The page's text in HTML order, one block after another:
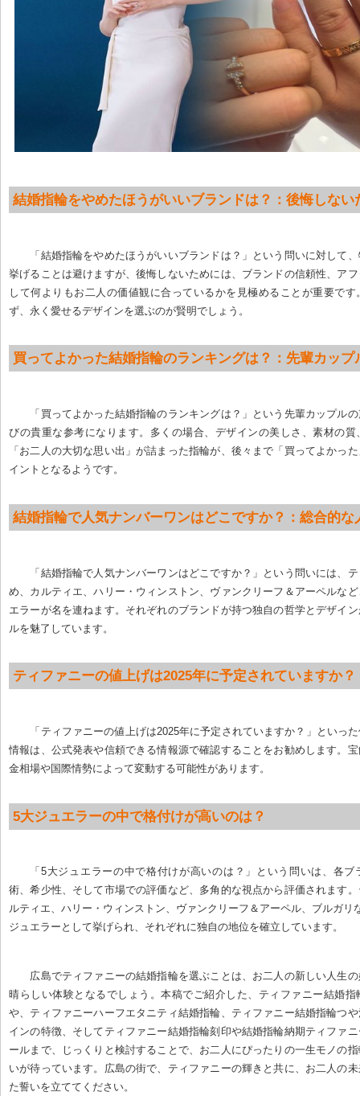
結婚指輪をやめたほうがいいブランドは？：後悔しない
「結婚指輪をやめたほうがいいブランドは？」という問いに対して
挙げることは避けますが、後悔しないためには、ブランドの信頼性、ア
して何よりもお二人の価値観に合っているかを見極めることが重要で
ず、永く愛せるデザインを選ぶのが賢明でしょう。
買ってよかった結婚指輪のランキングは？：先輩カップ
「買ってよかった結婚指輪のランキングは？」という先輩カップル
びの貴重な参考になります。多くの場合、デザインの美しさ、素材の質
「お二人の大切な思い出」が詰まった指輪が、後々まで「買ってよかっ
イントとなるようです。
結婚指輪で人気ナンバーワンはどこですか？：総合的な
「結婚指輪で人気ナンバーワンはどこですか？」という問いには、
め、カルティエ、ハリー・ウィンストン、ヴァンクリーフ＆アーペルな
エラーが名を連ねます。それぞれのブランドが持つ独自の哲学とデザイ
ルを魅了しています。
ティファニーの値上げは2025年に予定されていますか？
「ティファニーの値上げは2025年に予定されていますか？」といっ
情報は、公式発表や信頼できる情報源で確認することをお勧めします。
金相場や国際情勢によって変動する可能性があります。
5大ジュエラーの中で格付けが高いのは？
「5大ジュエラーの中で格付けが高いのは？」という問いは、各ブ
術、希少性、そして市場での評価など、多角的な視点から評価されます
ルティエ、ハリー・ウィンストン、ヴァンクリーフ＆アーペル、ブルガリ
ジュエラーとして挙げられ、それぞれに独自の地位を確立しています。
広島でティファニーの結婚指輪を選ぶことは、お二人の新しい人生
晴らしい体験となるでしょう。本稿でご紹介した、ティファニー結婚指
や、ティファニーハーフエタニティ結婚指輪、ティファニー結婚指輪つ
インの特徴、そしてティファニー結婚指輪刻印や結婚指輪納期ティファ
ールまで、じっくりと検討することで、お二人にぴったりの一生モノの
いが待っています。広島の街で、ティファニーの輝きと共に、お二人の